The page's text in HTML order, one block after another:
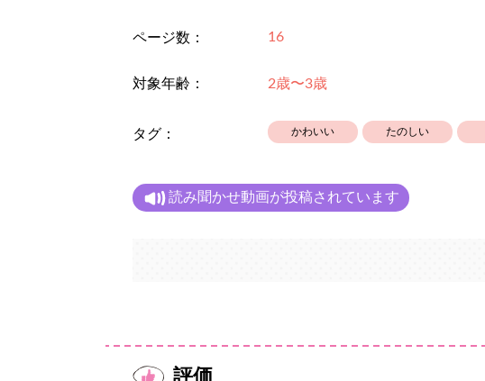
ページ数： 16
対象年齢： 2歳〜3歳
タグ： かわいい たのしい
読み聞かせ動画が投稿されています
評価